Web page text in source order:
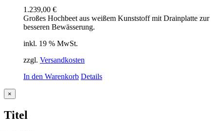
1.239,00 €
Großes Hochbeet aus weißem Kunststoff mit Drainplatte zur
besseren Bewässerung.
inkl. 19 % MwSt.
zzgl. Versandkosten
In den Warenkorb Details
Close
product
view
×
Titel